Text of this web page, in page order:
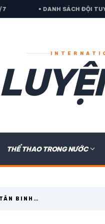
• DANH SÁCH ĐỘI TUYỂN BÓNG
THỂ THAO TRONG NƯỚCexpand_more
BINH